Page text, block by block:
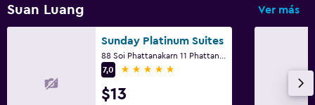
Estacionamiento y transporte
Traslado al aeropuerto (con cargos)
Suan Luang Ver más
Sunday Platinum Suites
7,0
5 estrellas
$13